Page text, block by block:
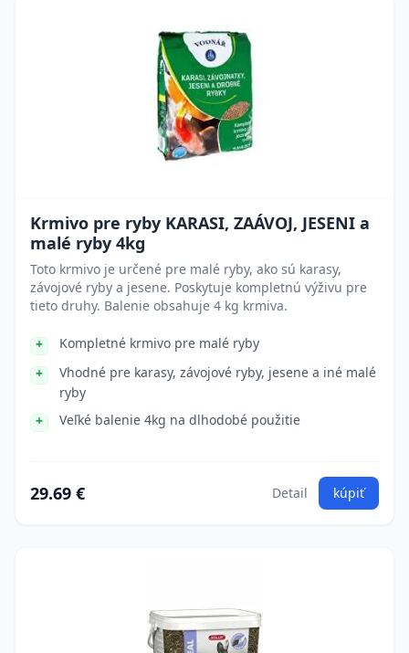
Krmivo pre ryby KARASI, ZAÁVOJ, JESENI a
malé ryby 4kg
Toto krmivo je určené pre malé ryby, ako sú karasy,
závojové ryby a jesene. Poskytuje kompletnú výživu pre
tieto druhy. Balenie obsahuje 4 kg krmiva.
Kompletné krmivo pre malé ryby
Vhodné pre karasy, závojové ryby, jesene a iné malé
ryby
Veľké balenie 4kg na dlhodobé použitie
29.69 € Detail kúpiť